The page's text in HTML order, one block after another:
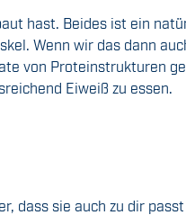
hast. Beides ist ein
Wenn wir das dann
von Proteinstrukturen
Eiweiß zu essen.
dass sie auch zu dir